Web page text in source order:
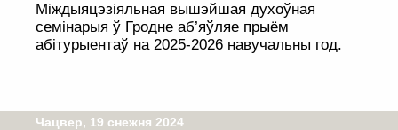
Міждыяцэзіяльная вышэйшая духоўная
семінарыя ў Гродне аб’яўляе прыём
абітурыентаў на 2025-2026 навучальны год.
Чацвер, 19 снежня 2024